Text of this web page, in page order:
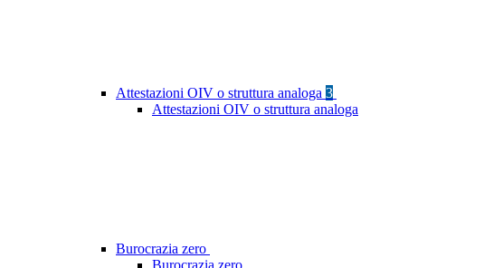
Attestazioni OIV o struttura analoga 3
Attestazioni OIV o struttura analoga
Burocrazia zero